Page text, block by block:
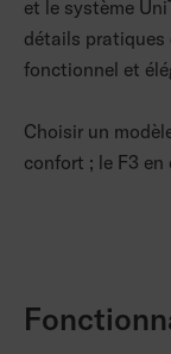
et le système
détails pratiques
fonctionnel et
Choisir un
confort ; le F3